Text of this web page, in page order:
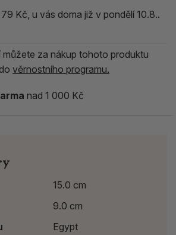
Kč, u vás doma již v pondělí 10.8..
můžete za nákup tohoto produktu
věrnostního programu.
nad 1 000 Kč
15.0 cm
9.0 cm
Egypt